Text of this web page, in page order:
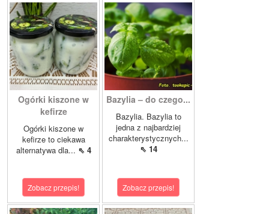
Ogórki kiszone w
kefirze
Ogórki kiszone w
kefirze to ciekawa
alternatywa dla... ⇖ 4
Zobacz przepis!
Bazylia – do czego...
Bazylia. Bazylia to
jedna z najbardziej
charakterystycznych...
⇖ 14
Zobacz przepis!